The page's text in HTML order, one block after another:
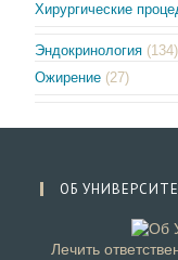
Хирургические
Эндокринология (134)
Ожирение (27)
ОБ
Лечить